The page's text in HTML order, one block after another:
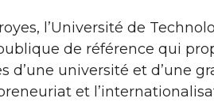
l’Université de
de référence qui
d’une université et d’une
et